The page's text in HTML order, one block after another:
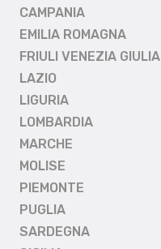
CAMPANIA
EMILIA ROMAGNA
FRIULI VENEZIA GIULIA
LAZIO
LIGURIA
LOMBARDIA
MARCHE
MOLISE
PIEMONTE
PUGLIA
SARDEGNA